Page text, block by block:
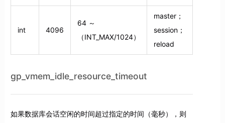
int 4096
64 ～
（INT_MAX/1024）
master；
session；
reload
gp_vmem_idle_resource_timeout
如果数据库会话空闲的时间超过指定的时间（毫秒），则